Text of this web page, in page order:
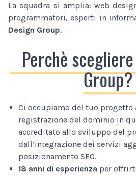
La squadra si amplia: web
programmatori, esperti in
Design Group.
Perchè
Group?
Ci occupiamo del tuo progetto
registrazione del dominio in
accreditato allo sviluppo del
dall’integrazione dei servizi
posizionamento SEO.
18 anni di esperienza per